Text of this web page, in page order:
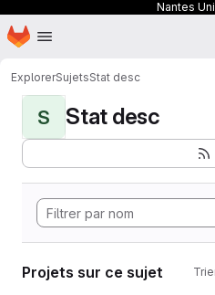
Nantes
Passer au contenu principal
Page d'accueil
ExplorerSujetsStat desc
S Stat desc
Projets sur ce sujet